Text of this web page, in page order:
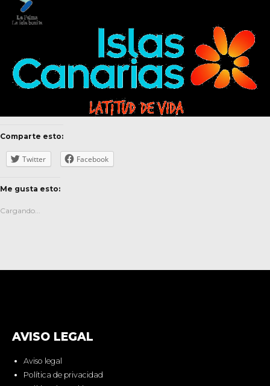
Comparte esto:
Twitter Facebook
Me gusta esto:
Cargando...
AVISO LEGAL
Aviso legal
Política de privacidad